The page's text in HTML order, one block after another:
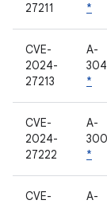
27211
*
CVE-
2024-
27213
A-
*
CVE-
2024-
27222
A-
*
CVE-
A-